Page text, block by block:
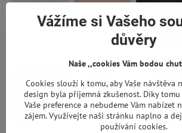
Vážíme si Vašeho
důvěry
Naše ,,cookies Vám bodou
Cookies slouží k tomu, aby Vaše návštěva
design byla příjemná zkušenost. Díky
Vaše preference a nebudeme Vám nabízet
zájem. Využívejte naši stránku naplno a
používání cookies.